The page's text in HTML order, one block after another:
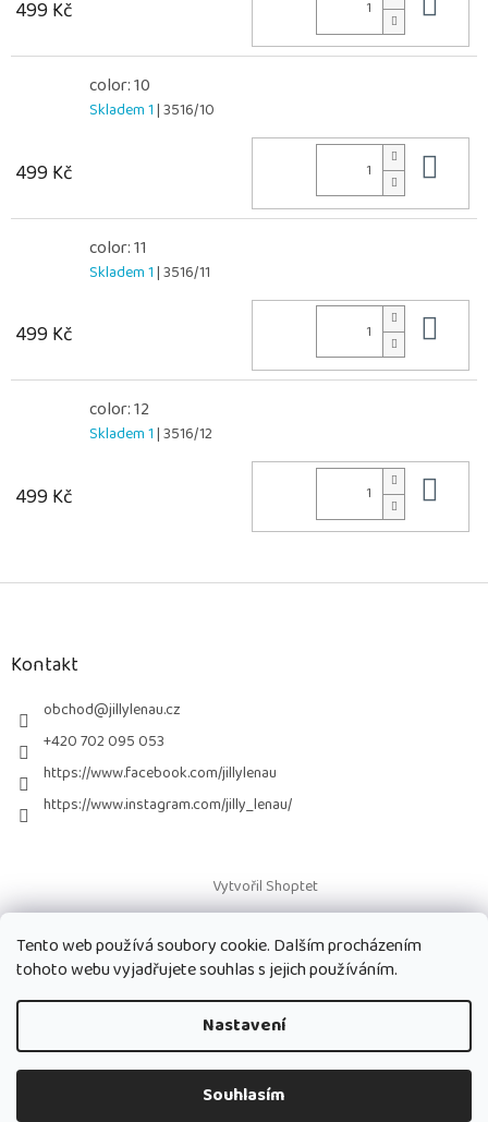
Tento web používá soubory cookie. Dalším procházením
tohoto webu vyjadřujete souhlas s jejich používáním.
Nastavení
Souhlasím
499 Kč
color: 10
Skladem 1| 3516/10
499 Kč
color: 11
Skladem 1| 3516/11
499 Kč
color: 12
Skladem 1| 3516/12
499 Kč
Z
Kontakt
obchod@jillylenau.cz
+420 702 095 053
https://www.facebook.com/jillylenau
https://www.instagram.com/jilly_lenau/
Vytvořil Shoptet
Copyright 2026Paruky Jilly Lenau s.r.o.. Všechna práva vyhrazena.